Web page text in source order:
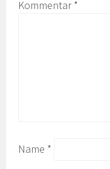
Kommentar*
Name *